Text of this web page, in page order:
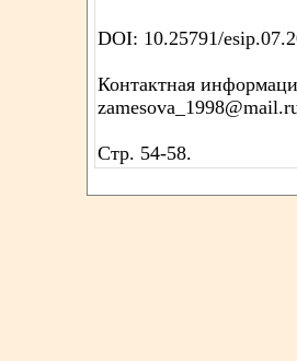
DOI: 10.25791/
Контактная
Стр. 54-58.